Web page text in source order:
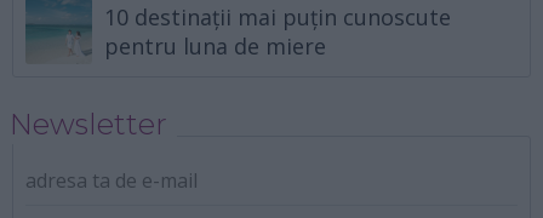
10 destinații mai puțin cunoscute
pentru luna de miere
Newsletter
adresa ta de e-mail